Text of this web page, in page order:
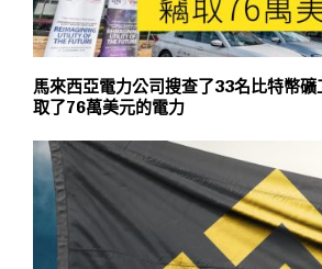
馬來西亞電力公司搜查了33名比特幣
取了76萬美元的電力